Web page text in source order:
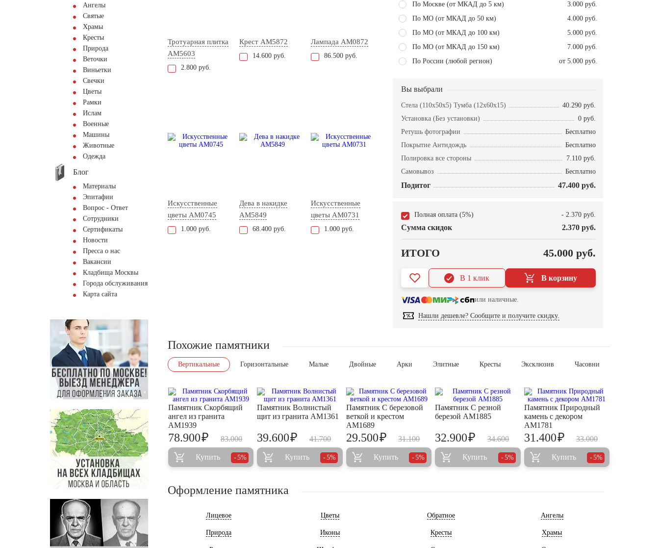
Ангелы
Святые
Храмы
Кресты
Природа
Веточки
Виньетки
Свечки
Цветы
Рамки
Ислам
Военные
Машины
Животные
Одежда
Блог
Материалы
Эпитафии
Вопрос - Ответ
Сотрудники
Сертификаты
Новости
Пресса о нас
Вакансии
Кладбища Москвы
Города обслуживания
Карта сайта
Тротуарная плитка
AM5603
2.800 руб.
Крест AM5872
14.600 руб.
Лампада AM0872
86.500 руб.
Искусственные
цветы AM0745
1.000 руб.
Дева в накидке
AM5849
68.400 руб.
Искусственные
цветы AM0731
1.000 руб.
По Москве (от МКАД до 5 км)
3.000 руб.
По МО (от МКАД до 50 км)
4.000 руб.
По МО (от МКАД до 100 км)
5.000 руб.
По МО (от МКАД до 150 км)
7.000 руб.
По России (любой регион)
от 5.000 руб.
Вы выбрали
Стела (110x50x5) Тумба (12x60x15)
40.290 руб.
Установка (Без установки)
0 руб.
Ретушь фотографии
Бесплатно
Покрытие Антидождь
Бесплатно
Полировка все стороны
7.110 руб.
Самовывоз
Бесплатно
Подитог 47.400 руб.
Полная оплата (5%) - 2.370 руб.
Сумма скидок 2.370 руб.
ИТОГО 45.000 руб.
В корзину
В 1 клик
или наличные.
Нашли дешевле? Сообщите и получите скидку.
Похожие памятники
Вертикальные Горизонтальные Малые Двойные Арки Элитные Кресты Эксклюзив Часовни
Памятник Скорбящий
ангел из гранита
AM1939
83.000
78.900₽
Купить 5%
Памятник Волнистый
щит из гранита AM1361
41.700
39.600₽
Купить 5%
Памятник С березовой
веткой и крестом
AM1689
31.100
29.500₽
Купить 5%
Памятник С резной
березой AM1885
34.600
32.900₽
Купить 5%
Памятник Природный
камень с декором
AM1781
33.000
31.400₽
Купить 5%
Оформление памятника
Лицевое Цветы Обратное Ангелы
Природа Иконы Кресты Храмы